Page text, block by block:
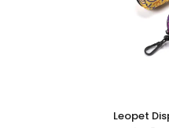
Leopet